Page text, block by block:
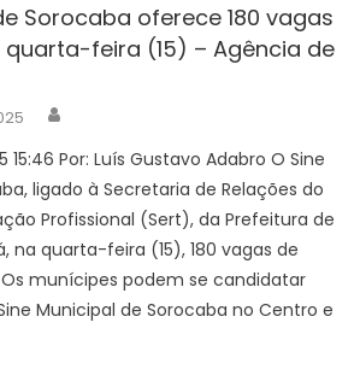
Sorocaba oferece 180 vagas
feira (15) – Agência de
15:46 Por: Luís Gustavo Adabro O Sine
ligado à Secretaria de Relações do
Profissional (Sert), da Prefeitura de
na quarta-feira (15), 180 vagas de
munícipes podem se candidatar
Municipal de Sorocaba no Centro e